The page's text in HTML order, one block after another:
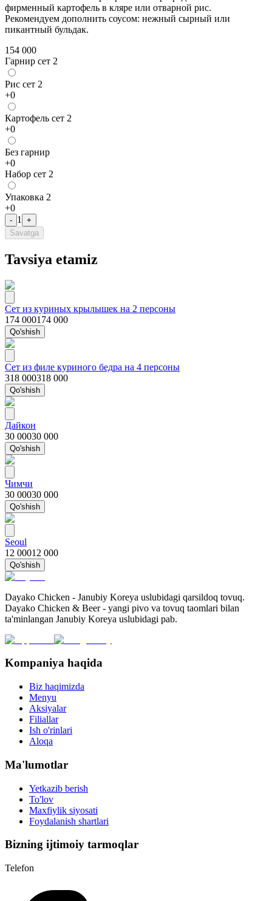
фирменный картофель в кляре или отварной рис.
Рекомендуем дополнить соусом: нежный сырный или
пикантный бульдак.
154 000
Гарнир сет 2
Рис сет 2
+0
Картофель сет 2
+0
Без гарнир
+0
Набор сет 2
Упаковка 2
+0
- 1
+
Savatga
Tavsiya etamiz
Сет из куриных крылышек на 2 персоны
174 000174 000
Qo'shish
Сет из филе куриного бедра на 4 персоны
318 000318 000
Qo'shish
Дайкон
30 00030 000
Qo'shish
Чимчи
30 00030 000
Qo'shish
Seoul
12 00012 000
Qo'shish
Dayako Chicken - Janubiy Koreya uslubidagi qarsildoq tovuq.
Dayako Chicken & Beer - yangi pivo va tovuq taomlari bilan
ta'minlangan Janubiy Koreya uslubidagi pab.
Kompaniya haqida
Biz haqimizda
Menyu
Aksiyalar
Filiallar
Ish o'rinlari
Aloqa
Ma'lumotlar
Yetkazib berish
To'lov
Maxfiylik siyosati
Foydalanish shartlari
Bizning ijtimoiy tarmoqlar
Telefon